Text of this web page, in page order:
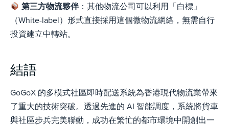
第三方物流夥伴：其他物流公司可以利用「白標」
（White-label）形式直接採用這個微物流網絡，無需自行
投資建立中轉站。
結語
GoGoX 的多模式社區即時配送系統為香港現代物流業帶來
了重大的技術突破。透過先進的 AI 智能調度，系統將貨車
與社區步兵完美聯動，成功在繁忙的都市環境中開創出一